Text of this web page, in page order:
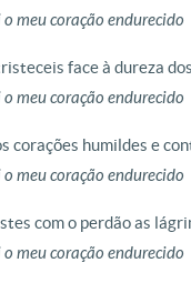
o meu coração endurecido
face à dureza
o meu coração endurecido
corações humildes e
o meu coração endurecido
com o perdão as
o meu coração endurecido